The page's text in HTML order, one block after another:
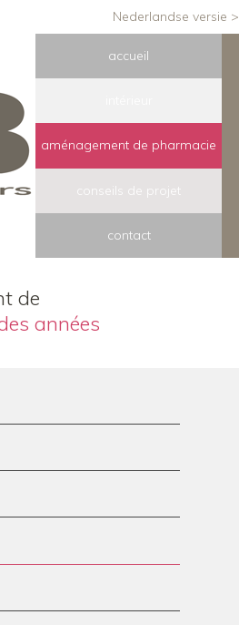
Nederlandse versie >
accueil
aménagement de pharmacie
conseils de projet
contact
de
années